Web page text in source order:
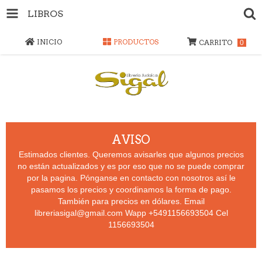
LIBROS
INICIO PRODUCTOS CARRITO 0
AVISO
Estimados clientes. Queremos avisarles que algunos precios
no están actualizados y es por eso que no se puede comprar
por la pagina. Pónganse en contacto con nosotros así le
pasamos los precios y coordinamos la forma de pago.
También para precios en dólares. Email
libreriasigal@gmail.com Wapp +5491156693504 Cel
1156693504